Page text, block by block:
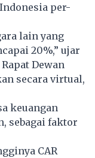
per-
lain yang
20%,” ujar
Dewan
secara virtual,
keuangan
sebagai faktor
CAR